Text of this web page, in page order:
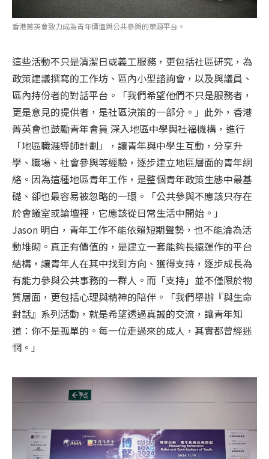
香港菁英會致力成為青年價值與公共參與的策源平台。
這些活動不只是清潔日或義工服務，更包括社區研究，為
政策建議撰寫的工作坊、區內小型諮詢會，以及與議員、
區內持份者的對話平台。「我們希望他們不只是服務者，
更是意見的提供者，是社區決策的一部分。」此外，香港
菁英會也鼓勵青年會員 深入地區中學與社福機構，進行
「地區職涯導師計劃」，讓青年與中學生互動，分享升
學、職場、社會參與等經驗，逐步建立地區層面的青年網
絡。因為這種地區青年工作，是整個青年政策生態中最基
礎、卻也最容易被忽略的一環。「公共參與不應該只存在
於會議室或論壇裡，它應該從日常生活中開始。」
Jason 明白，青年工作不能依賴短期聲勢，也不能淪為活
動堆砌。真正有價值的，是建立一套能夠長遠運作的平台
結構，讓青年人在其中找到方向、獲得支持，逐步成長為
有能力參與公共事務的一群人。而「支持」並不僅限於物
質層面，更包括心理與精神的陪伴。「我們舉辦『與生命
對話』系列活動，就是希望透過真誠的交流，讓青年知
道：你不是孤單的。每一位走過來的成人，其實都曾經迷
惘。」